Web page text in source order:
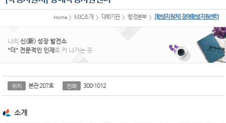
Home > MJC소개 > 대학기관 > 행정본부 > [학생지원처] 장애학생지원센터
나의 신(新) 성장 발전소
"더" 전문적인 인재로 커 나가는 곳
위치 본관 207호 전화 300-1012
소개